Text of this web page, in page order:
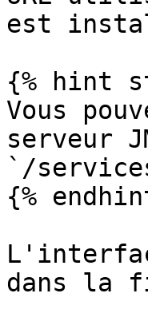
est
{% hint
Vous
serveur
`/
{%
dans la